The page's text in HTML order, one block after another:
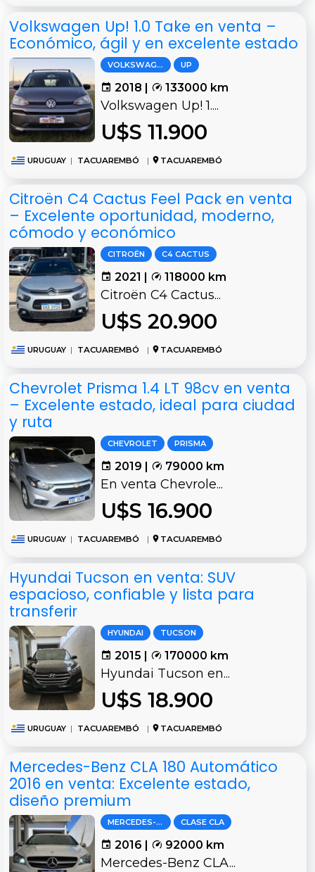
Volkswagen Up! 1.0 Take en venta –
Económico, ágil y en excelente estado
VOLKSWAGEN UP
2018 | 133000 km
Volkswagen Up! 1....
U$S 11.900
URUGUAY | TACUAREMBÓ | TACUAREMBÓ
Citroën C4 Cactus Feel Pack en venta
– Excelente oportunidad, moderno,
cómodo y económico
CITROËN C4 CACTUS
2021 | 118000 km
Citroën C4 Cactus...
U$S 20.900
URUGUAY | TACUAREMBÓ | TACUAREMBÓ
Chevrolet Prisma 1.4 LT 98cv en venta
– Excelente estado, ideal para ciudad
y ruta
CHEVROLET PRISMA
2019 | 79000 km
En venta Chevrole...
U$S 16.900
URUGUAY | TACUAREMBÓ | TACUAREMBÓ
Hyundai Tucson en venta: SUV
espacioso, confiable y lista para
transferir
HYUNDAI TUCSON
2015 | 170000 km
Hyundai Tucson en...
U$S 18.900
URUGUAY | TACUAREMBÓ | TACUAREMBÓ
Mercedes-Benz CLA 180 Automático
2016 en venta: Excelente estado,
diseño premium
MERCEDES-BENZ CLASE CLA
2016 | 92000 km
Mercedes-Benz CLA...